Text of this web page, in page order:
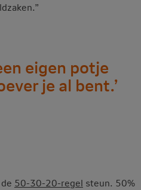
eigen potje
je al bent.’
50-30-20-regel steun. 50%